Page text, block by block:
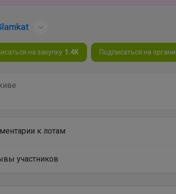
на закупку 1.4K Подписаться на
к лотам
участников